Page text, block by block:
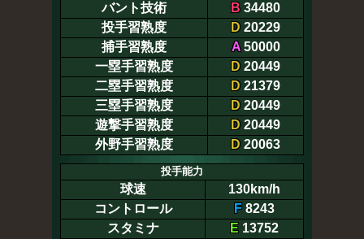
バント技術
B 34480
投手習熟度
D 20229
捕手習熟度
A50000
一塁手習熟度
D 20449
二塁手習熟度
D 21379
三塁手習熟度
D 20449
遊撃手習熟度
D 20449
外野手習熟度
D 20063
投手能力
球速
130km/h
コントロール
F 8243
スタミナ
E 13752